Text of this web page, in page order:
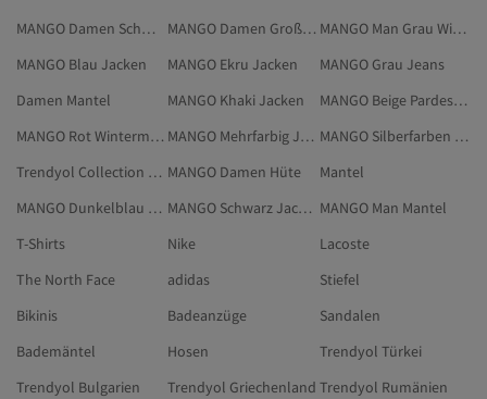
MANGO Damen Schmuck
MANGO Damen Große Größen
MANGO Man Grau Wintermantel
MANGO Blau Jacken
MANGO Ekru Jacken
MANGO Grau Jeans
Damen Mantel
MANGO Khaki Jacken
MANGO Beige Pardesü Und Trenchcoat
MANGO Rot Wintermantel
MANGO Mehrfarbig Jacken
MANGO Silberfarben Jacken
Trendyol Collection Grün Mantel MANGO Damen Hüte
Mantel
MANGO Dunkelblau Pardesü Und Trenchcoat
MANGO Schwarz Jacken MANGO Man Mantel
T-Shirts
Nike
Lacoste
The North Face
adidas
Stiefel
Bikinis
Badeanzüge
Sandalen
Bademäntel
Hosen
Trendyol Türkei
Trendyol Bulgarien
Trendyol Griechenland Trendyol Rumänien